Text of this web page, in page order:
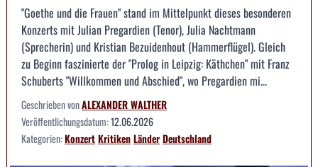
"Goethe und die Frauen" stand im Mittelpunkt dieses besonderen
Konzerts mit Julian Pregardien (Tenor), Julia Nachtmann
(Sprecherin) und Kristian Bezuidenhout (Hammerflügel). Gleich
zu Beginn faszinierte der "Prolog in Leipzig: Käthchen" mit Franz
Schuberts "Willkommen und Abschied", wo Pregardien mi...
Geschrieben vonALEXANDER WALTHER
Veröffentlichungsdatum:12.06.2026
Kategorien:KonzertKritikenLänderDeutschland